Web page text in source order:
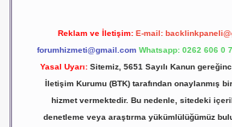
Reklam ve İletişim: E-mail:
forumhizmeti@gmail.com Whatsapp: 0262 606 0
Yasal Uyarı: Sitemiz, 5651 Sayılı Kanun
İletişim Kurumu (BTK) tarafından onaylanmış
hizmet vermektedir. Bu nedenle, sitedeki
denetleme veya araştırma yükümlülüğümüz